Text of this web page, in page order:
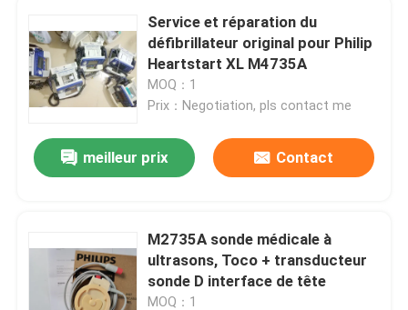
Service et réparation du
défibrillateur original pour Philip
Heartstart XL M4735A
MOQ：1
Prix：Negotiation, pls contact me
meilleur prix Contact
M2735A sonde médicale à
ultrasons, Toco + transducteur
sonde D interface de tête
MOQ：1